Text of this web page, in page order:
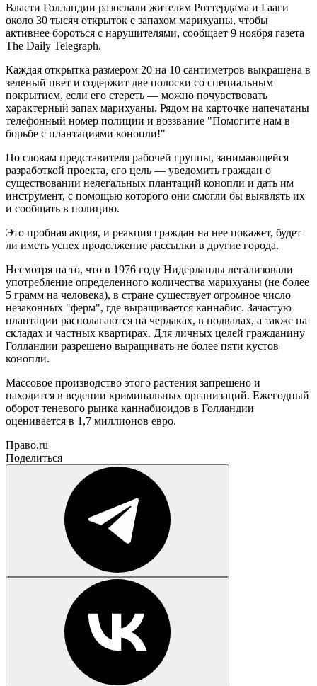
Власти Голландии разослали жителям Роттердама и Гааги
около 30 тысяч открыток с запахом марихуаны, чтобы
активнее бороться с нарушителями, сообщает 9 ноября газета
The Daily Telegraph.
Каждая открытка размером 20 на 10 сантиметров выкрашена в
зеленый цвет и содержит две полоски со специальным
покрытием, если его стереть — можно почувствовать
характерный запах марихуаны. Рядом на карточке напечатаны
телефонный номер полиции и воззвание "Помогите нам в
борьбе с плантациями конопли!"
По словам представителя рабочей группы, занимающейся
разработкой проекта, его цель — уведомить граждан о
существовании нелегальных плантаций конопли и дать им
инструмент, с помощью которого они смогли бы выявлять их
и сообщать в полицию.
Это пробная акция, и реакция граждан на нее покажет, будет
ли иметь успех продолжение рассылки в другие города.
Несмотря на то, что в 1976 году Нидерланды легализовали
употребление определенного количества марихуаны (не более
5 грамм на человека), в стране существует огромное число
незаконных "ферм", где выращивается каннабис. Зачастую
плантации располагаются на чердаках, в подвалах, а также на
складах и частных квартирах. Для личных целей гражданину
Голландии разрешено выращивать не более пяти кустов
конопли.
Массовое производство этого растения запрещено и
находится в ведении криминальных организаций. Ежегодный
оборот теневого рынка каннабиоидов в Голландии
оценивается в 1,7 миллионов евро.
Право.ru
Поделиться